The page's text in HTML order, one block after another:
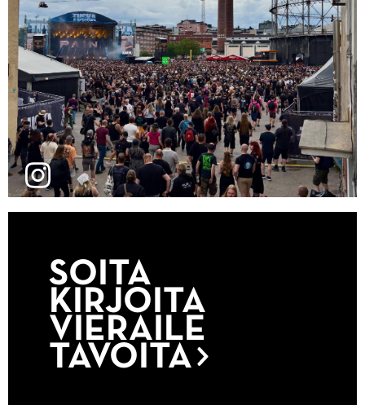
SOITA
KIRJOITA
VIERAILE
TAVOITA